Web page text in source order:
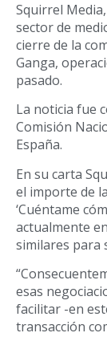
Squirrel
sector de
cierre de la
Ganga,
pasado.
La noticia fue
Comisión
España.
En su carta
el importe de
‘Cuéntame
actualmente
similares para
esas
facilitar -en
transacción